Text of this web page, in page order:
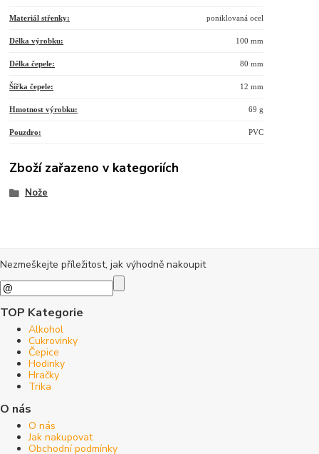
Materiál střenky: poniklovaná ocel
Délka výrobku: 100 mm
Délka čepele: 80 mm
Šířka čepele: 12 mm
Hmotnost výrobku: 69 g
Pouzdro: PVC
Zboží zařazeno v kategoriích
Nože
Nezmeškejte příležitost, jak výhodně nakoupit
TOP Kategorie
Alkohol
Cukrovinky
Čepice
Hodinky
Hračky
Trika
O nás
O nás
Jak nakupovat
Obchodní podmínky